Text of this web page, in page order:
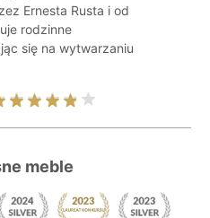
Ernesta Rusta i od
rodzinne
się na wytwarzaniu
meble